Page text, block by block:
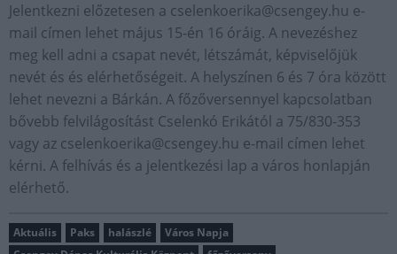
Jelentkezni előzetesen a cselenkoerika@csengey.hu e-
mail címen lehet május 15-én 16 óráig. A nevezéshez
meg kell adni a csapat nevét, létszámát, képviselőjük
nevét és és elérhetőségeit. A helyszínen 6 és 7 óra között
lehet nevezni a Bárkán. A főzőversennyel kapcsolatban
bővebb felvilágosítást Cselenkó Erikától a 75/830-353
vagy az cselenkoerika@csengey.hu e-mail címen lehet
kérni. A felhívás és a jelentkezési lap a város honlapján
elérhető.
Aktuális Paks halászlé
Város Napja